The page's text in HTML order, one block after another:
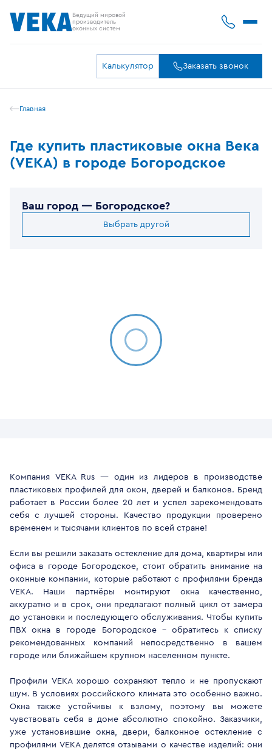
Ведущий мировой
производитель
оконных систем
Калькулятор Заказать звонок
Главная
Где купить пластиковые окна Века
(VEKA) в городе Богородское
Ваш город — Богородское?
Выбрать другой
Компания VEKA Rus — один из лидеров в производстве
пластиковых профилей для окон, дверей и балконов. Бренд
работает в России более 20 лет и успел зарекомендовать
себя с лучшей стороны. Качество продукции проверено
временем и тысячами клиентов по всей стране!
Если вы решили заказать остекление для дома, квартиры или
офиса в городе Богородское, стоит обратить внимание на
оконные компании, которые работают с профилями бренда
VEKA. Наши партнёры монтируют окна качественно,
аккуратно и в срок, они предлагают полный цикл от замера
до установки и последующего обслуживания. Чтобы купить
ПВХ окна в городе Богородское - обратитесь к списку
рекомендованных компаний непосредственно в вашем
городе или ближайшем крупном населенном пункте.
Профили VEKA хорошо сохраняют тепло и не пропускают
шум. В условиях российского климата это особенно важно.
Окна также устойчивы к взлому, поэтому вы можете
чувствовать себя в доме абсолютно спокойно. Заказчики,
уже установившие окна, двери, балконное остекление с
профилями VEKA делятся отзывами о качестве изделий: они